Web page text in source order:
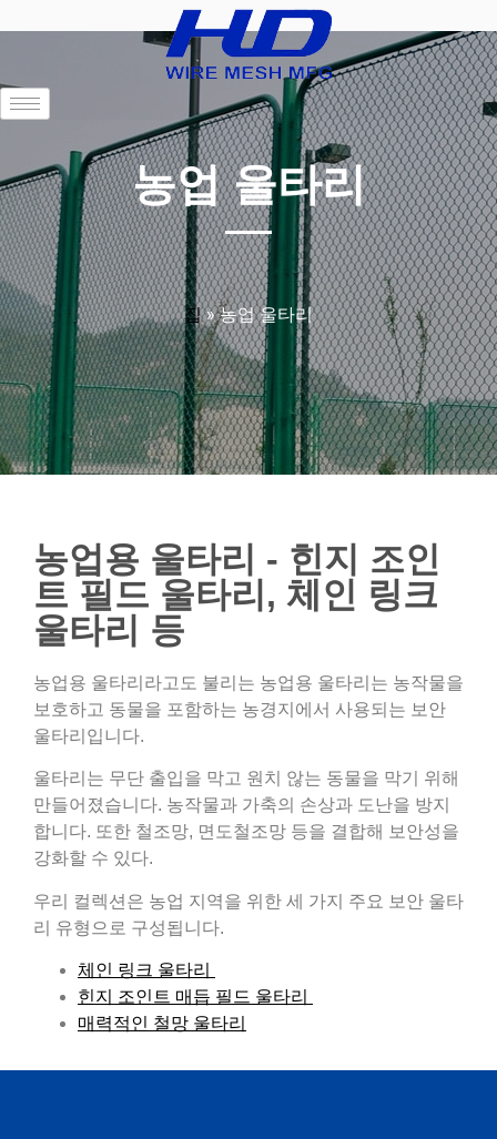
농업 울타리
집»농업 울타리
농업용 울타리 - 힌지 조인
트 필드 울타리, 체인 링크
울타리 등
농업용 울타리라고도 불리는 농업용 울타리는 농작물을
보호하고 동물을 포함하는 농경지에서 사용되는 보안
울타리입니다.
울타리는 무단 출입을 막고 원치 않는 동물을 막기 위해
만들어졌습니다. 농작물과 가축의 손상과 도난을 방지
합니다. 또한 철조망, 면도철조망 등을 결합해 보안성을
강화할 수 있다.
우리 컬렉션은 농업 지역을 위한 세 가지 주요 보안 울타
리 유형으로 구성됩니다.
체인 링크 울타리
힌지 조인트 매듭 필드 울타리
매력적인 철망 울타리